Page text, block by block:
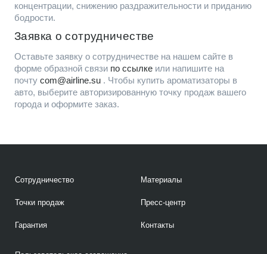
концентрации, снижению раздражительности и приданию
бодрости.
Заявка о сотрудничестве
Оставьте заявку о сотрудничестве на нашем сайте в
форме образной связи по ссылке или напишите на
почту com@airline.su . Чтобы купить ароматизаторы в
авто, выберите авторизированную точку продаж вашего
города и оформите заказ.
Сотрудничество
Точки продаж
Гарантия
Материалы
Пресс-центр
Контакты